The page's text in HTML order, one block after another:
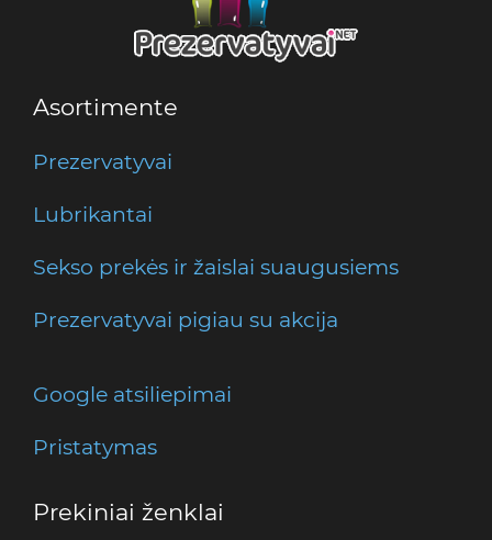
Asortimente
Prezervatyvai
Lubrikantai
Sekso prekės ir žaislai suaugusiems
Prezervatyvai pigiau su akcija
Google atsiliepimai
Pristatymas
Prekiniai ženklai